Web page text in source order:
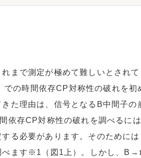
まで測定が極めて難しいとされ
の時間依存CP対称性の破れを
た理由は、信号となるB中間子
依存CP対称性の破れを調べるに
る必要があります。そのために
べます※1（図1上）。しかし、